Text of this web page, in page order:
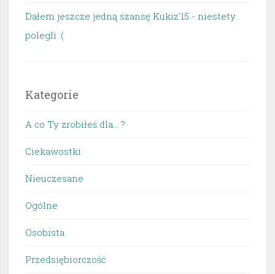
Dałem jeszcze jedną szansę Kukiz'15 - niestety
polegli :(
Kategorie
A co Ty zrobiłeś dla… ?
Ciekawostki
Nieuczesane
Ogólne
Osobista
Przedsiębiorczość